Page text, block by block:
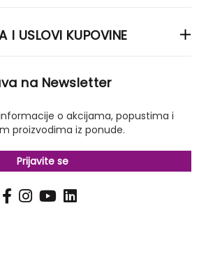
I USLOVI KUPOVINE
na Newsletter
o akcijama, popustima i
proizvodima iz ponude.
Prijavite se